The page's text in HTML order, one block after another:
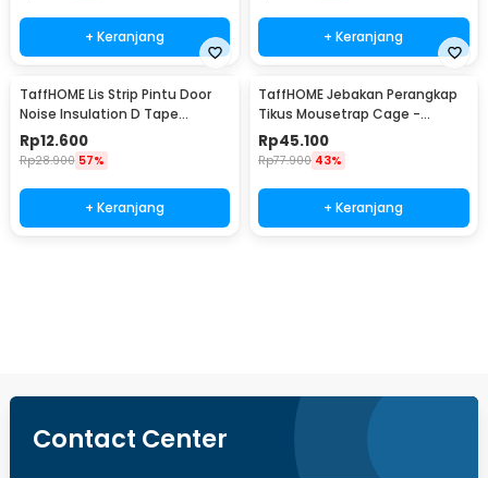
+ Keranjang + Keranjang
TaffHOME Lis Strip Pintu Door
Noise Insulation D Tape
9x6mm 10M - KK-062
Rp12.600
Rp28.900 57%
+ Keranjang
TaffHOME Jebakan Perangkap
Tikus Mousetrap Cage -
HU1999
Rp45.100
Rp77.900 43%
+ Keranjang
Contact Center